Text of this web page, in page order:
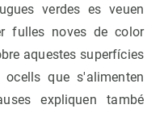
verdes es veuen
fulles noves de color
aquestes superfícies
que s'alimenten
expliquen també